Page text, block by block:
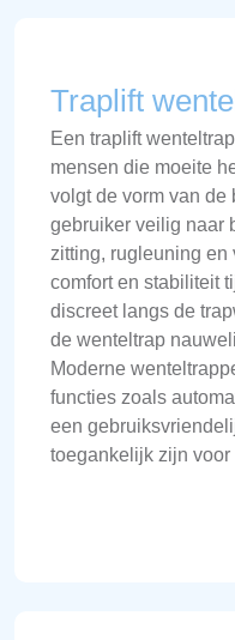
Traplift
Een traplift
mensen die moeite
volgt de vorm van de
gebruiker veilig naar
zitting, rugleuning
comfort en stabiliteit
discreet langs de
de wenteltrap
Moderne
functies zoals
een
toegankelijk zijn voor